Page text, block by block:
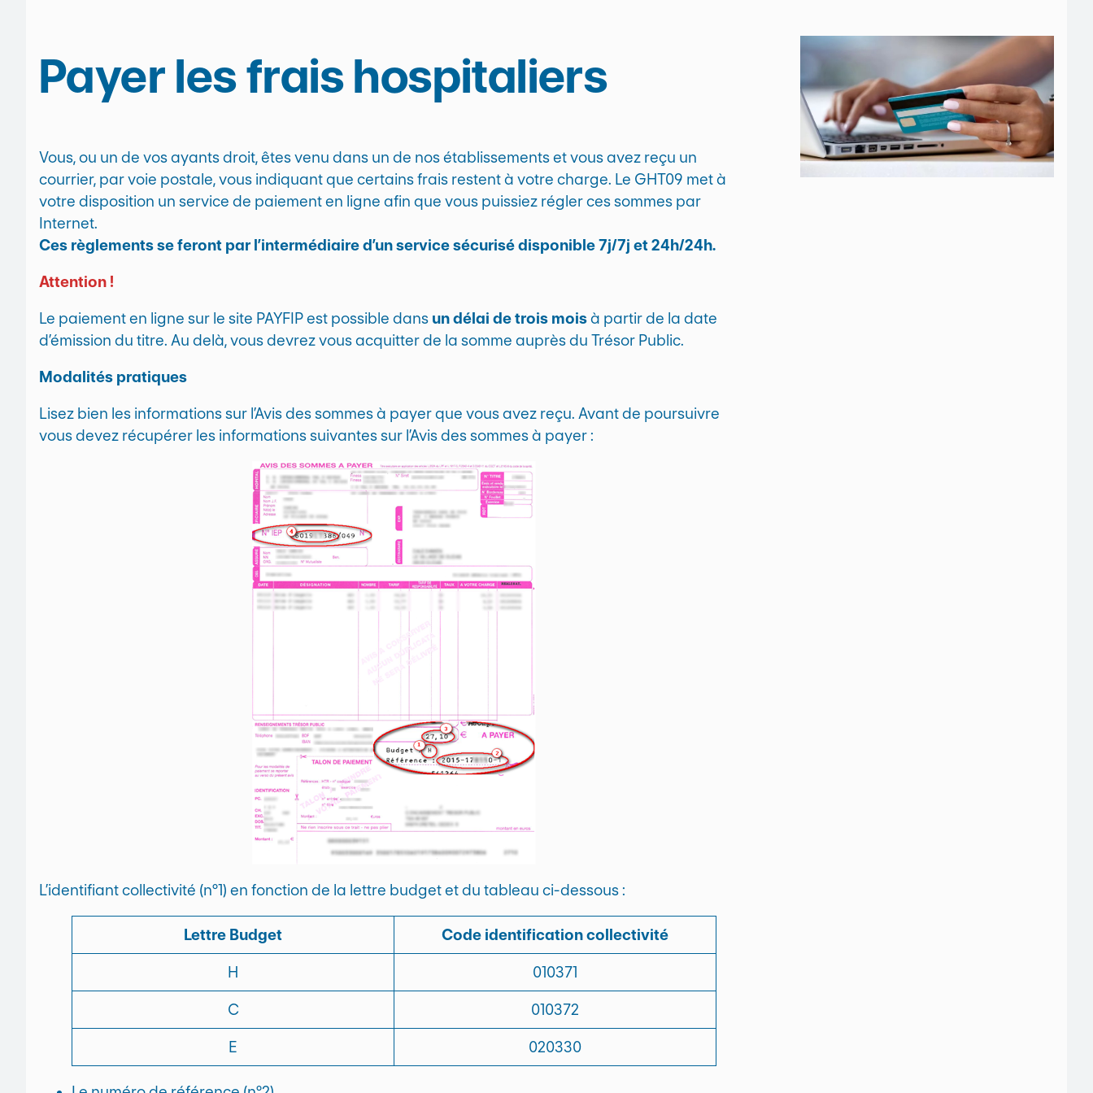
Payer les frais hospitaliers
Vous, ou un de vos ayants droit, êtes venu dans un de nos établissements et vous avez reçu un
courrier, par voie postale, vous indiquant que certains frais restent à votre charge. Le GHT09 met à
votre disposition un service de paiement en ligne afin que vous puissiez régler ces sommes par
Internet.
Ces règlements se feront par l’intermédiaire d’un service sécurisé disponible 7j/7j et 24h/24h.
Attention !
Le paiement en ligne sur le site PAYFIP est possible dans un délai de trois moisà partir de la date
d’émission du titre. Au delà, vous devrez vous acquitter de la somme auprès du Trésor Public.
Modalités pratiques
Lisez bien les informations sur l’Avis des sommes à payer que vous avez reçu. Avant de poursuivre
vous devez récupérer les informations suivantes sur l’Avis des sommes à payer :
L’identifiant collectivité (n°1) en fonction de la lettre budget et du tableau ci-dessous :
Lettre Budget Code identification collectivité
H 010371
C 010372
E 020330